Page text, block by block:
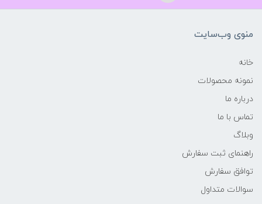
منوی وب‌سایت
خانه
نمونه محصولات
درباره ما
تماس با ما
وبلاگ
راهنمای ثبت سفارش
توافق سفارش
سوالات متداول